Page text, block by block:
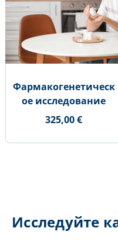
Фармакогенетическ
ое исследование
325,00 €
Исследуйте